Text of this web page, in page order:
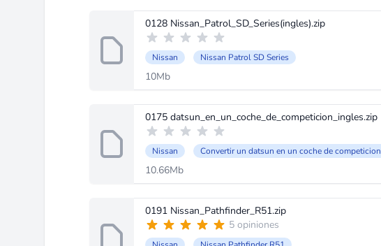
0128 Nissan_Patrol_SD_Series(ingles).zip
Nissan Nissan Patrol SD Series
10Mb
0175 datsun_en_un_coche_de_competicion_ingles.zip
Nissan Convertir un datsun en un coche de competicion
10.66Mb
0191 Nissan_Pathfinder_R51.zip
5 opiniones